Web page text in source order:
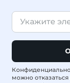
можно